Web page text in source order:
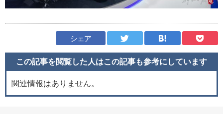
シェア
この記事を閲覧した人はこの記事も参考にしています
関連情報はありません。